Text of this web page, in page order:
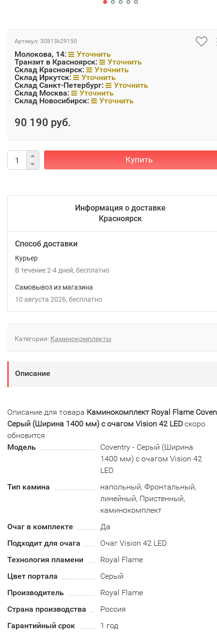
Артикул: 30813k29150
Молокова, 14:
Уточнить
Транзит в Красноярск:
Уточнить
Склад Красноярск:
Уточнить
Склад Иркутск:
Уточнить
Склад Санкт-Петербург:
Уточнить
Склад Москва:
Уточнить
Склад Новосибирск:
Уточнить
90 190 руб.
Купить
Информация о доставке
Красноярск
Способ доставки
Курьер
В течение2-4 дней Бесплатно
Самовывоз из магазина
10 августа 2026
Бесплатно
Категории: Каминокомплекты
Описание
Описание для товара Каминокомплект Royal Flame
Серый (Ширина 1400 мм) с очагом Vision 42 LEDскоро
обновится
Модель
Coventry - Серый (Ширина
1400 мм) с очагом Vision 42
LED
Тип камина
напольный, Фронтальный,
линейный, Пристенный,
каминокомплект
Очаг в комплекте
Да
Подходит для очага
Очаг Vision 42 LED
Технология пламени
Royal Flame
Цвет портала
Серый
Производитель
Royal Flame
Страна производства
Россия
Гарантийный срок
1 год